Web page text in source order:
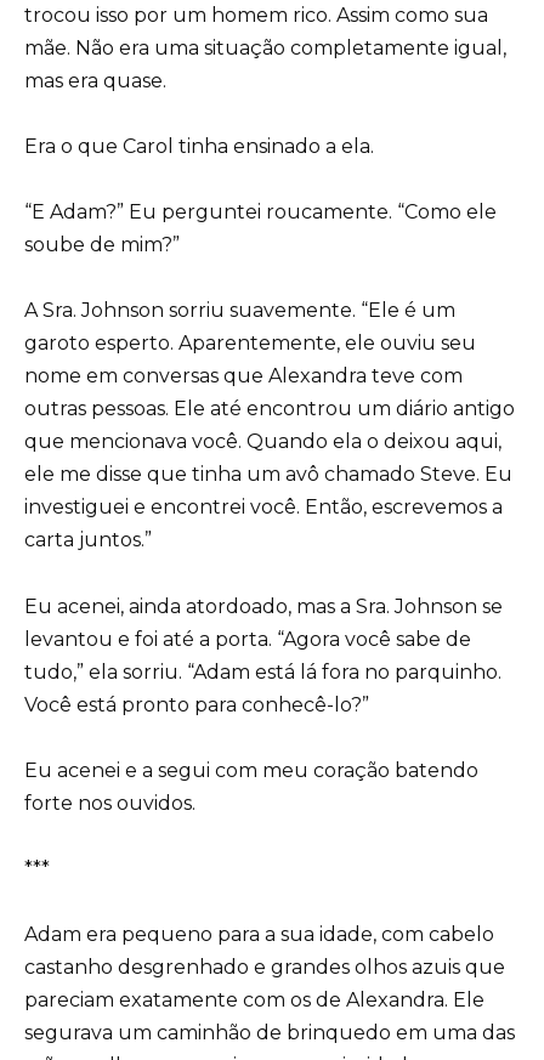
trocou isso por um homem rico. Assim como sua
mãe. Não era uma situação completamente igual,
mas era quase.
Era o que Carol tinha ensinado a ela.
“E Adam?” Eu perguntei roucamente. “Como ele
soube de mim?”
A Sra. Johnson sorriu suavemente. “Ele é um
garoto esperto. Aparentemente, ele ouviu seu
nome em conversas que Alexandra teve com
outras pessoas. Ele até encontrou um diário antigo
que mencionava você. Quando ela o deixou aqui,
ele me disse que tinha um avô chamado Steve. Eu
investiguei e encontrei você. Então, escrevemos a
carta juntos.”
Eu acenei, ainda atordoado, mas a Sra. Johnson se
levantou e foi até a porta. “Agora você sabe de
tudo,” ela sorriu. “Adam está lá fora no parquinho.
Você está pronto para conhecê-lo?”
Eu acenei e a segui com meu coração batendo
forte nos ouvidos.
***
Adam era pequeno para a sua idade, com cabelo
castanho desgrenhado e grandes olhos azuis que
pareciam exatamente com os de Alexandra. Ele
segurava um caminhão de brinquedo em uma das